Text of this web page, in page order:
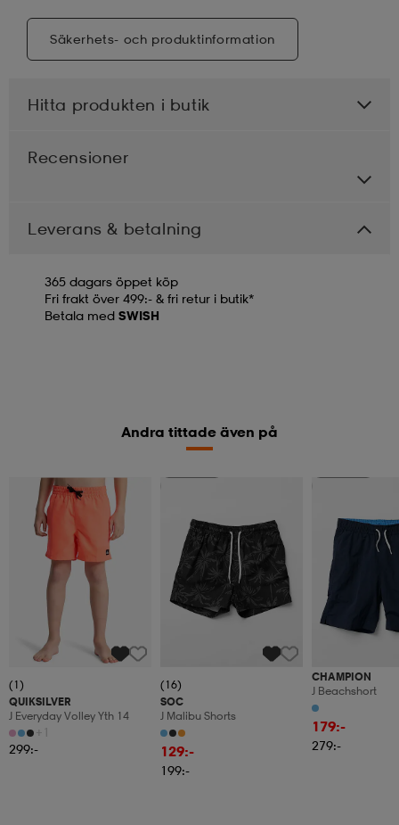
Säkerhets- och produktinformation
Hitta produkten i butik
Recensioner
Leverans & betalning
365 dagars öppet köp
Fri frakt över 499:- & fri retur i butik*
Betala med SWISH
Andra tittade även på
(1)
QUIKSILVER
J Everyday Volley Yth 14
+1
299:-
(16)
SOC
J Malibu Shorts
129:-
199:-
CHAMPION
J Beachshort
179:-
279:-